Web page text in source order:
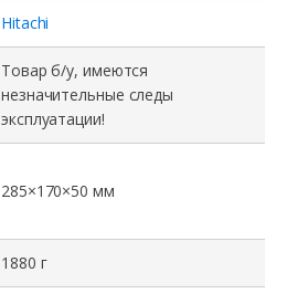
F850-
DBL(12
3.5"),
Hitachi
Товар б/у, имеются
незначительные следы
эксплуатации!
285×170×50 мм
1880 г